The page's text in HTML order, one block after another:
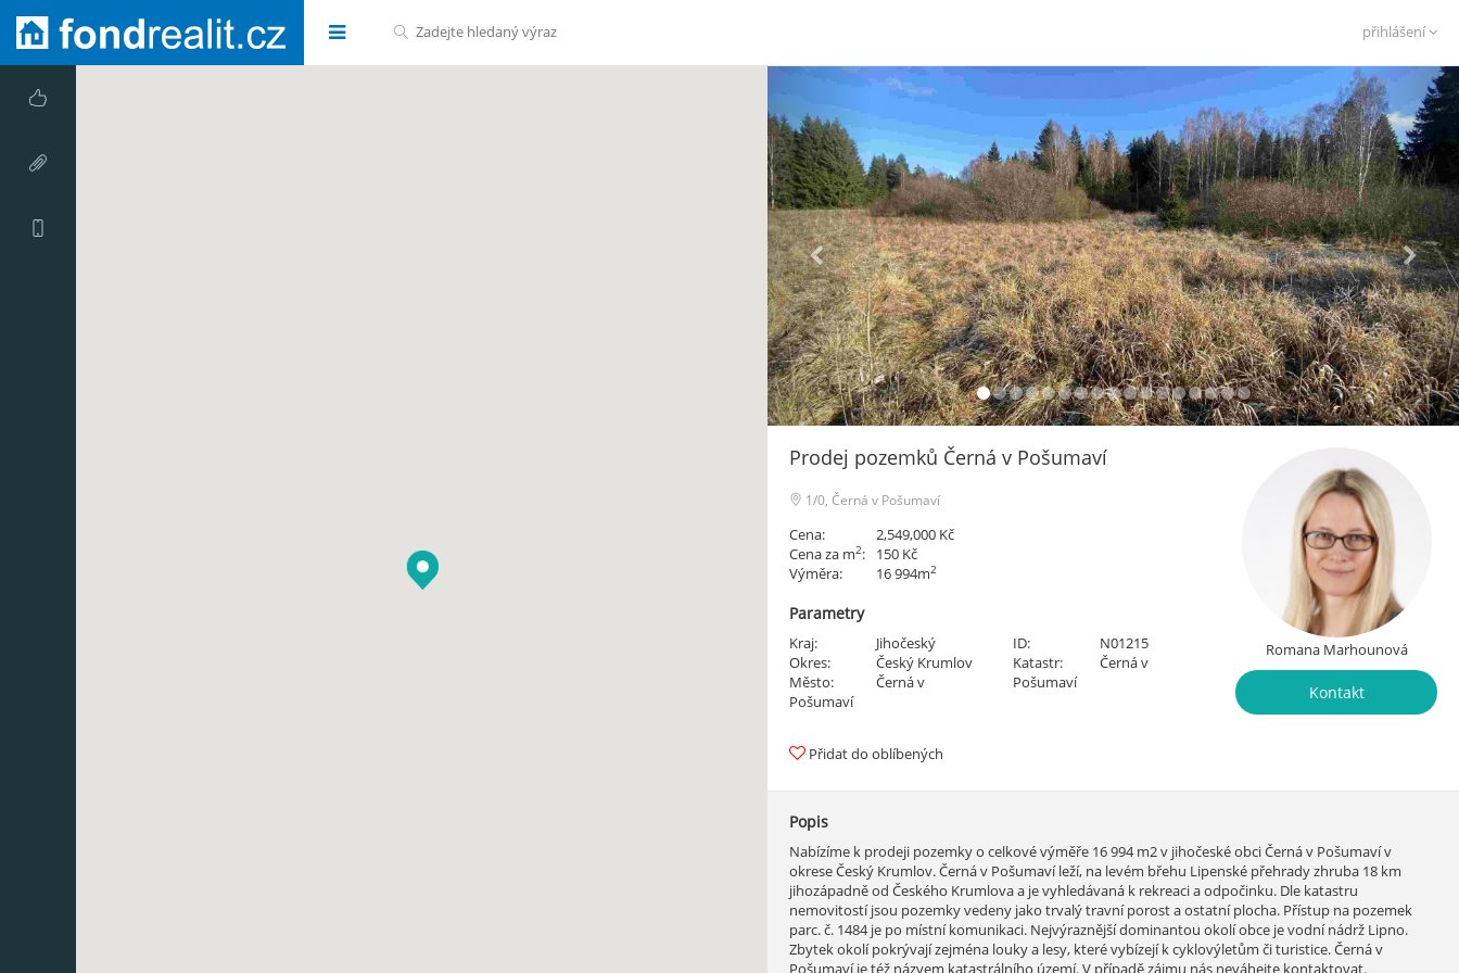
přihlášení
Prodej pozemků Černá v Pošumaví
1/0, Černá v Pošumaví
Cena:
2,549,000 Kč
Cena za m2:
150 Kč
Výměra:
16 994m2
Parametry
Kraj:
Jihočeský
Okres:
Český Krumlov
Město:
Černá v
Pošumaví
ID:
N01215
Katastr:
Černá v
Pošumaví
Přidat do oblíbených
Romana Marhounová
Kontakt
Popis
Nabízíme k prodeji pozemky o celkové výměře 16 994 m2 v jihočeské obci Černá v Pošumaví v
okrese Český Krumlov. Černá v Pošumaví leží, na levém břehu Lipenské přehrady zhruba 18 km
jihozápadně od Českého Krumlova a je vyhledávaná k rekreaci a odpočinku. Dle katastru
nemovitostí jsou pozemky vedeny jako trvalý travní porost a ostatní plocha. Přístup na pozemek
parc. č. 1484 je po místní komunikaci. Nejvýraznější dominantou okolí obce je vodní nádrž Lipno.
Zbytek okolí pokrývají zejména louky a lesy, které vybízejí k cyklovýletům či turistice. Černá v
Pošumaví je též názvem katastrálního území. V případě zájmu nás neváhejte kontaktovat.